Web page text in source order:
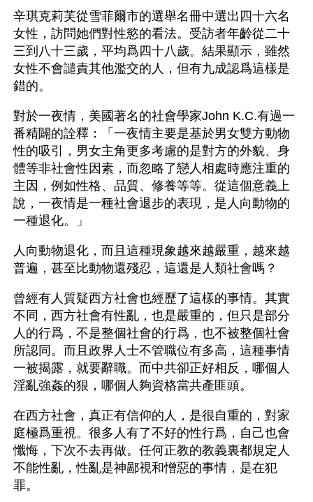
辛琪克莉芙從雪菲爾市的選舉名冊中選出四十六名
女性，訪問她們對性慾的看法。受訪者年齡從二十
三到八十三歲，平均爲四十八歲。結果顯示，雖然
女性不會譴責其他濫交的人，但有九成認爲這樣是
錯的。
對於一夜情，美國著名的社會學家John K.C.有過一
番精闢的詮釋：「一夜情主要是基於男女雙方動物
性的吸引，男女主角更多考慮的是對方的外貌、身
體等非社會性因素，而忽略了戀人相處時應注重的
主因，例如性格、品質、修養等等。從這個意義上
說，一夜情是一種社會退步的表現，是人向動物的
一種退化。」
人向動物退化，而且這種現象越來越嚴重，越來越
普遍，甚至比動物還殘忍，這還是人類社會嗎？
曾經有人質疑西方社會也經歷了這樣的事情。其實
不同，西方社會有性亂，也是嚴重的，但只是部分
人的行爲，不是整個社會的行爲，也不被整個社會
所認同。而且政界人士不管職位有多高，這種事情
一被揭露，就要辭職。而中共卻正好相反，哪個人
淫亂強姦的狠，哪個人夠資格當共產匪頭。
在西方社會，真正有信仰的人，是很自重的，對家
庭極爲重視。很多人有了不好的性行爲，自己也會
懺悔，下次不去再做。任何正教的教義裏都規定人
不能性亂，性亂是神鄙視和憎惡的事情，是在犯
罪。